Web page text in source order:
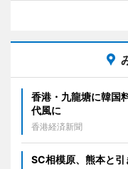
香港・九龍塘に韓
代風に
香港経済新聞
SC相模原、熊本と